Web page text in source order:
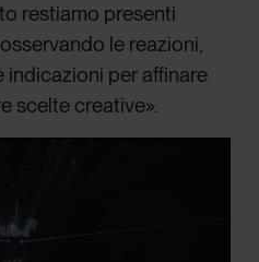
restiamo presenti
le reazioni,
per affinare
scelte creative».